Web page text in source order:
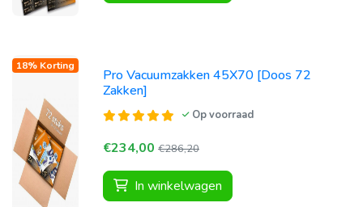
18% Korting
Pro Vacuumzakken 45X70 [Doos 72
Zakken]
Op voorraad
€234,00 €286,20
In winkelwagen